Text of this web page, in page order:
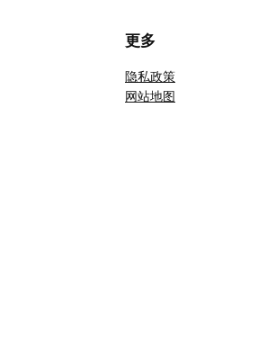
更多
隐私政策
网站地图